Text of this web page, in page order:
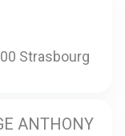
Strasbourg
ANTHONY